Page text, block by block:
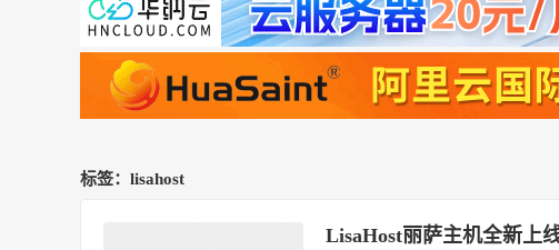
标签：lisahost
LisaHost丽萨主机全新上